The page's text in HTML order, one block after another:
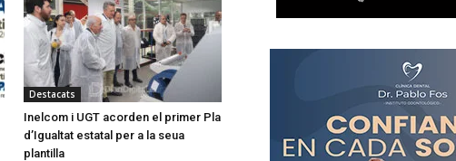
Destacats
Inelcom i UGT acorden el primer Pla
d’Igualtat estatal per a la seua
plantilla